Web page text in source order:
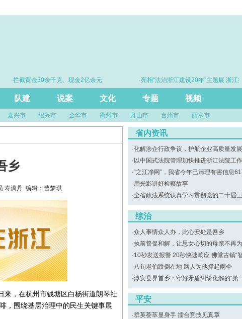
金30余千克、现金2亿余元
·亮相“法治浙江建设20年”主题展 浙江打造的这把“
队建 说案 文化 专题 视频
嘉兴市 绍兴市 金华市 衢州市 舟山市 台州市 丽水市
乡
寿漓丹 编辑：曹梦琪
，在杭州市钱塘区白杨街道朗琴社
，围绕基层治理中的民生关键事展
省内资讯
·化解涉企行政争议，护航企业高质量发展
· 以中国式法院管理加快推进浙江法院工
·“之江净网”，我省今年已清理有害信息
·用光影讲好检察故事
·全省政法系统认真学习贯彻党的二十届
综治
·众人事情众人办，此心安处是吾乡
·执前督促和解，让思女心切的母亲不再
·10秒发送报警 20秒快速响应 佛堂古镇“
·八旬老伯跌倒在地 路人为他撑起雨伞
·淳安县界首乡：守好矛盾纠纷化解的“第
平安
·群英荟萃显身手 擂台竞技见真章